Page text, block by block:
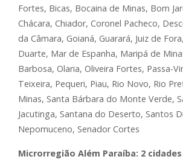
Fortes, Bicas, Bocaina de Minas, Bom
Chácara, Chiador, Coronel Pacheco,
da Câmara, Goianá, Guarará, Juiz de
Duarte, Mar de Espanha, Maripá de
Barbosa, Olaria, Oliveira Fortes, Passa-
Teixeira, Pequeri, Piau, Rio Novo, Rio
Minas, Santa Bárbara do Monte Verde,
Jacutinga, Santana do Deserto, Santos
Nepomuceno, Senador Cortes
Microrregião Além Paraíba: 2 cidades